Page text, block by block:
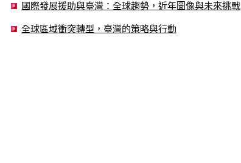
國際發展援助與臺灣：全球趨勢，近年圖像與未來挑戰
全球區域衝突轉型，臺灣的策略與行動